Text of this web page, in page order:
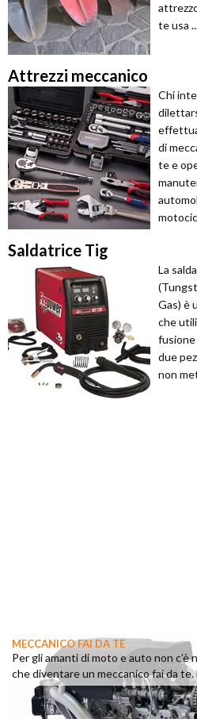
te usa
Attrezzi meccanico
Chi
di
te e
Saldatrice Tig
La
Gas) è
che
due
non
MECCANICO FAI DA TE
Per gli amanti di moto e auto non c’è
che diventare un meccanico fai da te.